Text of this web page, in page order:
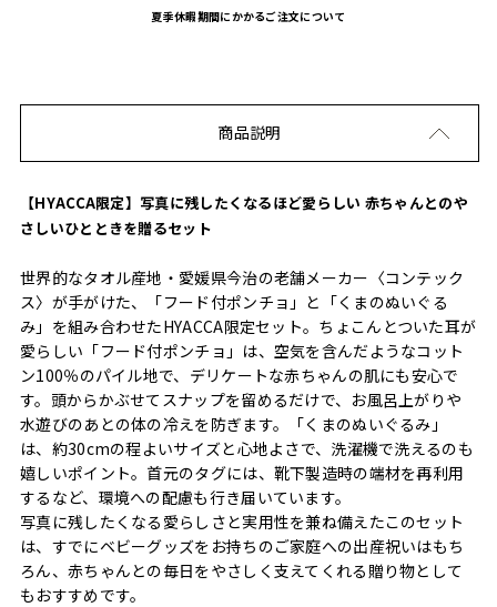
夏季休暇期間にかかるご注文について
商品説明
【HYACCA限定】写真に残したくなるほど愛らしい 赤ちゃんとのや
さしいひとときを贈るセット
世界的なタオル産地・愛媛県今治の老舗メーカー〈コンテック
ス〉が手がけた、「フード付ポンチョ」と「くまのぬいぐる
み」を組み合わせたHYACCA限定セット。ちょこんとついた耳が
愛らしい「フード付ポンチョ」は、空気を含んだようなコット
ン100％のパイル地で、デリケートな赤ちゃんの肌にも安心で
す。頭からかぶせてスナップを留めるだけで、お風呂上がりや
水遊びのあとの体の冷えを防ぎます。「くまのぬいぐるみ」
は、約30cmの程よいサイズと心地よさで、洗濯機で洗えるのも
嬉しいポイント。首元のタグには、靴下製造時の端材を再利用
するなど、環境への配慮も行き届いています。
写真に残したくなる愛らしさと実用性を兼ね備えたこのセット
は、すでにベビーグッズをお持ちのご家庭への出産祝いはもち
ろん、赤ちゃんとの毎日をやさしく支えてくれる贈り物として
もおすすめです。